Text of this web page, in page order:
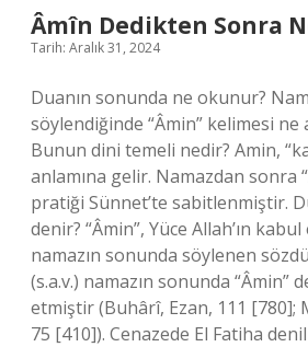
Âmîn Dedikten Sonra
Tarih: Aralık 31, 2024
Duanın sonunda ne okunur?
söylendiğinde “Âmin” kelimesi ne
Bunun dini temeli nedir? Amin,
anlamına gelir. Namazdan sonra
pratiği Sünnet’te sabitlenmiştir.
denir? “Âmin”, Yüce Allah’ın
namazın sonunda söylenen
(s.a.v.) namazın sonunda “Âmin”
etmiştir (Buhârî, Ezan, 111 [780];
75 [410]). Cenazede El Fatiha